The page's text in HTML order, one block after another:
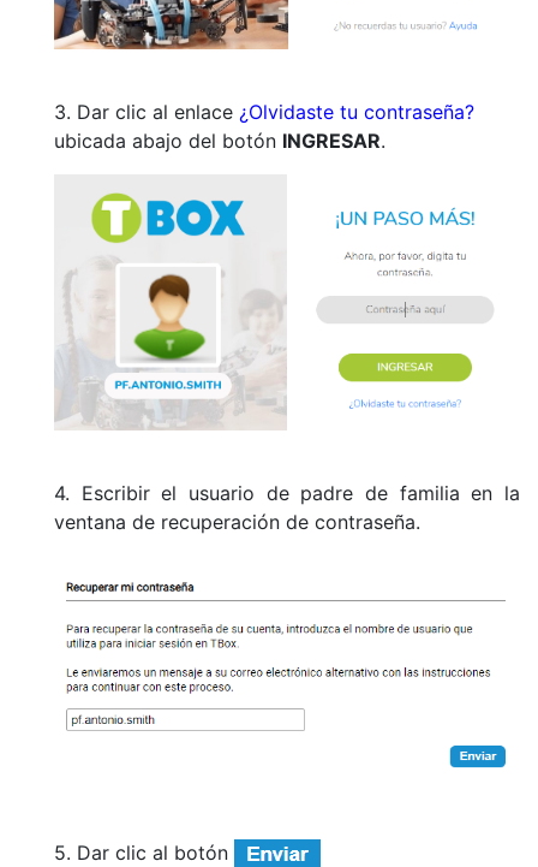
3. Dar clic al enlace ¿Olvidaste tu contraseña?
ubicada abajo del botón INGRESAR.
4. Escribir el usuario de padre de familia en la
ventana de recuperación de contraseña.
5. Dar clic al botón